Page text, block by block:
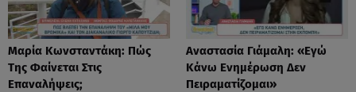
Μαρία Κωνσταντάκη: Πώς
Της Φαίνεται Στις
Επαναλήψεις;
Αναστασία Γιάμαλη: «Eγώ
Κάνω Ενημέρωση Δεν
Πειραματίζομαι»